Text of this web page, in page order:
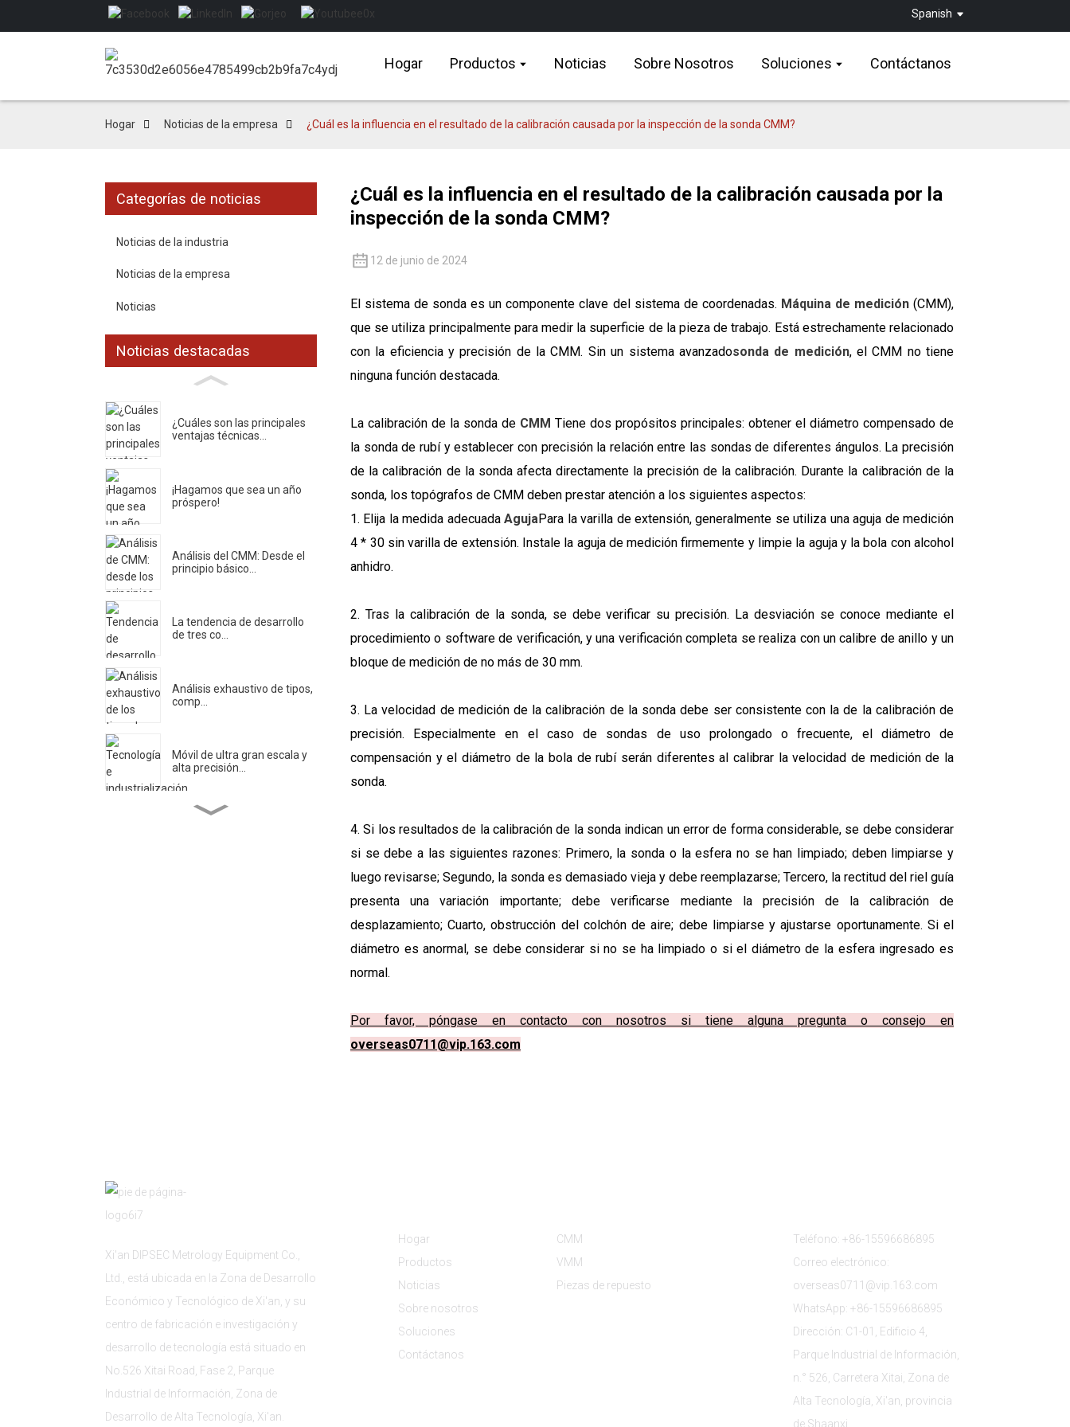
Spanish
Hogar Productos Noticias Sobre Nosotros Soluciones Contáctanos
Hogar Noticias de la empresa ¿Cuál es la influencia en el resultado de la calibración causada por la inspección de la sonda CMM?
Categorías de noticias
Noticias de la industria
Noticias de la empresa
Noticias
Noticias destacadas
¿Cuáles son las principales
ventajas técnicas...
¡Hagamos que sea un año
próspero!
Análisis del CMM: Desde el
principio básico...
La tendencia de desarrollo
de tres co...
Análisis exhaustivo de tipos,
comp...
Móvil de ultra gran escala y
alta precisión...
¿Cuál es la influencia en el resultado de la calibración causada por la
inspección de la sonda CMM?
12 de junio de 2024
El sistema de sonda es un componente clave del sistema de coordenadas. Máquina de medición(CMM),
que se utiliza principalmente para medir la superficie de la pieza de trabajo. Está estrechamente relacionado
con la eficiencia y precisión de la CMM. Sin un sistema avanzadosonda de medición, el CMM no tiene
ninguna función destacada.
La calibración de la sonda de CMM Tiene dos propósitos principales: obtener el diámetro compensado de
la sonda de rubí y establecer con precisión la relación entre las sondas de diferentes ángulos. La precisión
de la calibración de la sonda afecta directamente la precisión de la calibración. Durante la calibración de la
sonda, los topógrafos de CMM deben prestar atención a los siguientes aspectos:
1. Elija la medida adecuadaAgujaPara la varilla de extensión, generalmente se utiliza una aguja de medición
4 * 30 sin varilla de extensión. Instale la aguja de medición firmemente y limpie la aguja y la bola con alcohol
anhidro.
2. Tras la calibración de la sonda, se debe verificar su precisión. La desviación se conoce mediante el
procedimiento o software de verificación, y una verificación completa se realiza con un calibre de anillo y un
bloque de medición de no más de 30 mm.
3. La velocidad de medición de la calibración de la sonda debe ser consistente con la de la calibración de
precisión. Especialmente en el caso de sondas de uso prolongado o frecuente, el diámetro de
compensación y el diámetro de la bola de rubí serán diferentes al calibrar la velocidad de medición de la
sonda.
4. Si los resultados de la calibración de la sonda indican un error de forma considerable, se debe considerar
si se debe a las siguientes razones: Primero, la sonda o la esfera no se han limpiado; deben limpiarse y
luego revisarse; Segundo, la sonda es demasiado vieja y debe reemplazarse; Tercero, la rectitud del riel guía
presenta una variación importante; debe verificarse mediante la precisión de la calibración de
desplazamiento; Cuarto, obstrucción del colchón de aire; debe limpiarse y ajustarse oportunamente. Si el
diámetro es anormal, se debe considerar si no se ha limpiado o si el diámetro de la esfera ingresado es
normal.
Por favor, póngase en contacto con nosotros si tiene alguna pregunta o consejo en
overseas0711@vip.163.com
Xi'an DIPSEC Metrology Equipment Co.,
Ltd., está ubicada en la Zona de Desarrollo
Económico y Tecnológico de Xi'an, y su
centro de fabricación e investigación y
desarrollo de tecnología está situado en
No.526 Xitai Road, Fase 2, Parque
Industrial de Información, Zona de
Desarrollo de Alta Tecnología, Xi'an.
Hogar
Productos
Noticias
Sobre nosotros
Soluciones
Contáctanos
CMM
VMM
Piezas de repuesto
Teléfono: +86-15596686895
Correo electrónico:
overseas0711@vip.163.com
WhatsApp: +86-15596686895
Dirección: C1-01, Edificio 4,
Parque Industrial de Información,
n.° 526, Carretera Xitai, Zona de
Alta Tecnología, Xi'an, provincia
de Shaanxi